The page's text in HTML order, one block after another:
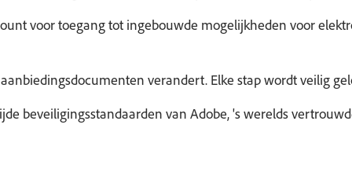
voor toegang tot ingebouwde mogelijkheden voor
verandert. Elke stap wordt veilig
beveiligingsstandaarden van Adobe, 's werelds